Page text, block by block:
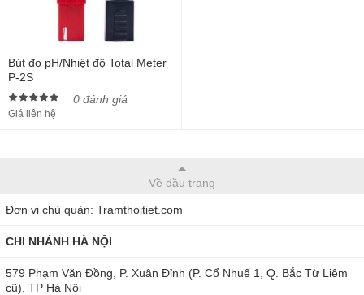
Bút đo pH/Nhiệt độ Total Meter
P-2S
0 đánh giá
Giá liên hệ
Về đầu trang
Đơn vị chủ quản: Tramthoitiet.com
CHI NHÁNH HÀ NỘI
579 Phạm Văn Đồng, P. Xuân Đỉnh (P. Cổ Nhuế 1, Q. Bắc Từ Liêm
cũ), TP Hà Nội